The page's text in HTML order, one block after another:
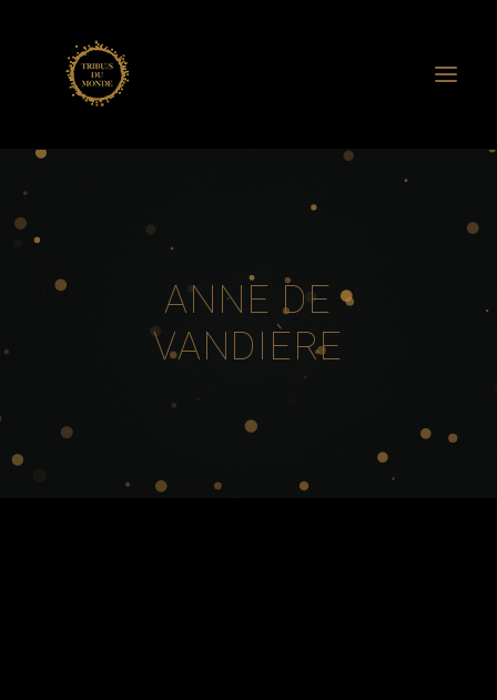
ANNE DE VANDIÈRE
CERCLES MOTS-DITS
EXPOSITIONS
ANNE DE
VANDIÈRE